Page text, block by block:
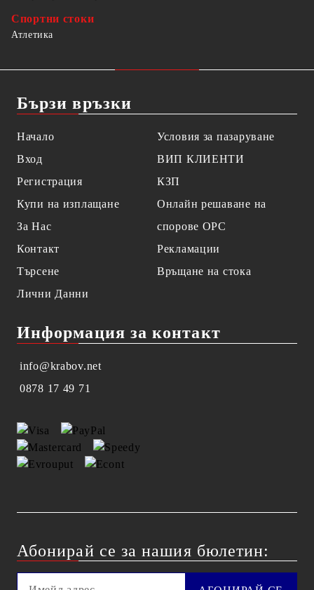
Спортни стоки
Атлетика
Бързи връзки
Начало
Вход
Регистрация
Купи на изплащане
За Нас
Контакт
Търсене
Лични Данни
Условия за пазаруване
ВИП КЛИЕНТИ
КЗП
Онлайн решаване на
спорове OPC
Рекламации
Връщане на стока
Информация за контакт
info@krabov.net
0878 17 49 71
Абонирай се за нашия бюлетин: